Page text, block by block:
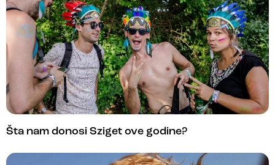
Šta nam donosi Sziget ove godine?